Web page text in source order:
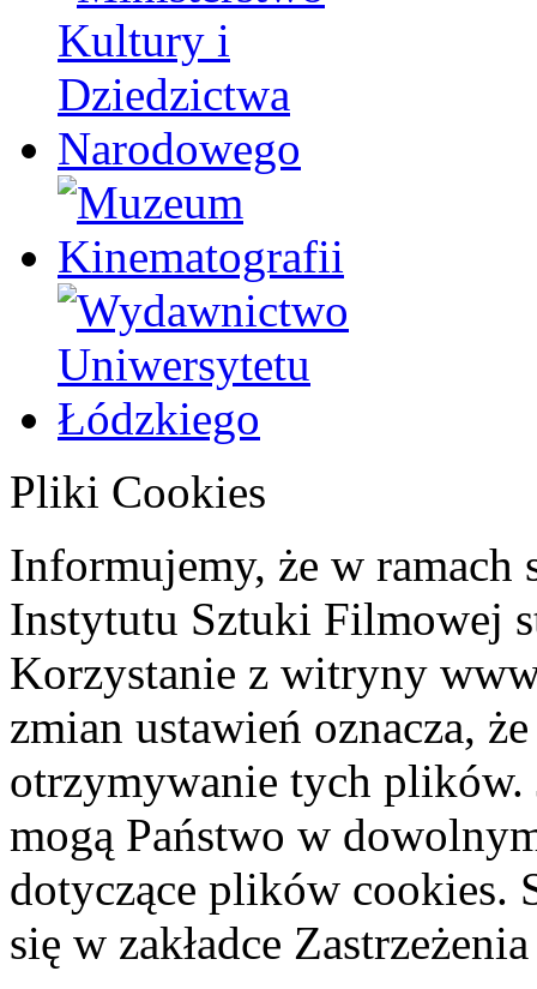
Pliki Cookies
Informujemy, że w ramach
Instytutu Sztuki Filmowej
Korzystanie z witryny
zmian ustawień oznacza,
otrzymywanie tych plików.
mogą Państwo w
dotyczące plików cookies.
się w zakładce